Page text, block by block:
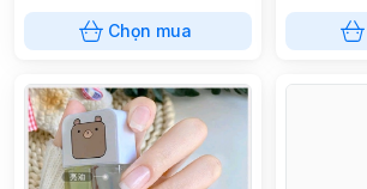
Chọn mua